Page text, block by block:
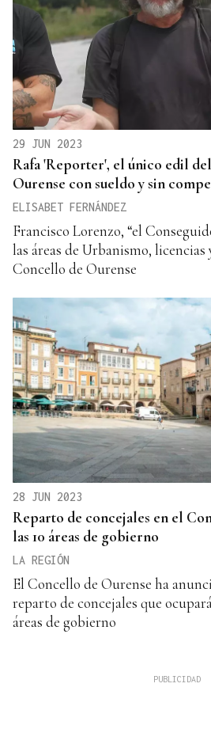
29 JUN 2023
Rafa 'Reporter', el único edil
Ourense con sueldo y sin
ELISABET FERNÁNDEZ
Francisco Lorenzo, “el
las áreas de Urbanismo, licencias
Concello de Ourense
28 JUN 2023
Reparto de concejales en el
las 10 áreas de gobierno
LA REGIÓN
El Concello de Ourense ha
reparto de concejales que
áreas de gobierno